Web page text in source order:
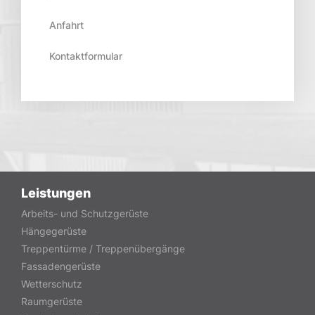
Anfahrt
Kontaktformular
Leistungen
Arbeits- und Schutzgerüste
Hängegerüste
Treppentürme / Treppenübergänge
Fassadengerüste
Wetterschutz
Raumgerüste